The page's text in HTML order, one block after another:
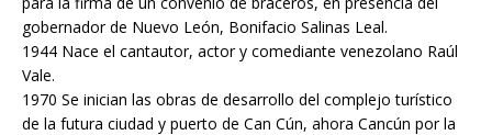
gobernador de Nuevo León, Bonifacio Salinas Leal.
1944 Nace el cantautor, actor y comediante venezolano Raúl
Vale.
1970 Se inician las obras de desarrollo del complejo turístico
de la futura ciudad y puerto de Can Cún, ahora Cancún por la